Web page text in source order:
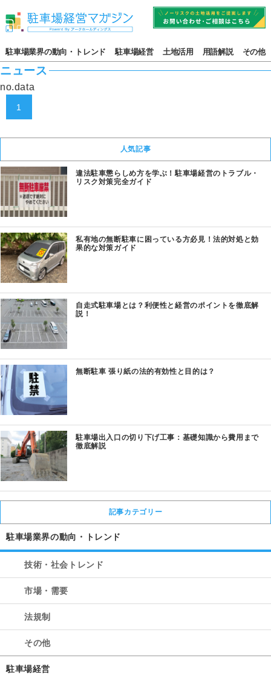
駐車場業界の動向・トレンド 駐車場経営 土地活用 用語解説 その他
ニュース
no.data
1
人気記事
違法駐車懲らしめ方を学ぶ！駐車場経営のトラブル・
リスク対策完全ガイド
私有地の無断駐車に困っている方必見！法的対処と効
果的な対策ガイド
自走式駐車場とは？利便性と経営のポイントを徹底解
説！
無断駐車 張り紙の法的有効性と目的は？
駐車場出入口の切り下げ工事：基礎知識から費用まで
徹底解説
記事カテゴリー
駐車場業界の動向・トレンド
技術・社会トレンド
市場・需要
法規制
その他
駐車場経営